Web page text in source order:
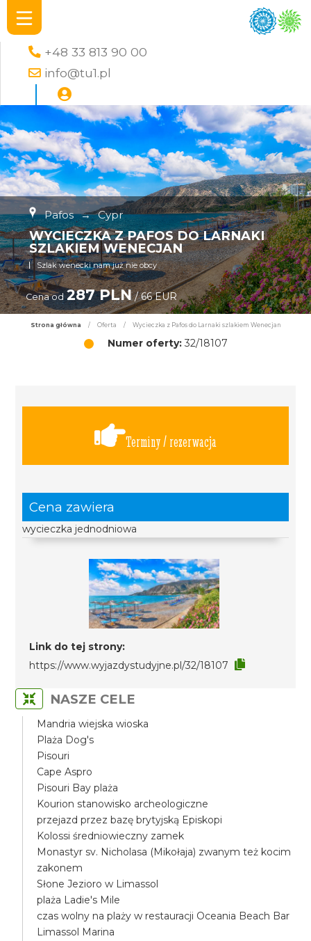
+48 33 813 90 00
info@tu1.pl
Pafos → Cypr
WYCIECZKA Z PAFOS DO LARNAKI
SZLAKIEM WENECJAN
Szlak wenecki nam już nie obcy
Cena od 287 PLN/ 66 EUR
Strona główna / Oferta / Wycieczka z Pafos do Larnaki szlakiem Wenecjan
Numer oferty:32/18107
Terminy / rezerwacja
Cena zawiera
wycieczka jednodniowa
Link do tej strony:
https://www.wyjazdystudyjne.pl/32/18107
NASZE CELE
Mandria wiejska wioska
Plaża Dog's
Pisouri
Cape Aspro
Pisouri Bay plaża
Kourion stanowisko archeologiczne
przejazd przez bazę brytyjską Episkopi
Kolossi średniowieczny zamek
Monastyr sv. Nicholasa (Mikołaja) zwanym też kocim
zakonem
Słone Jezioro w Limassol
plaża Ladie's Mile
czas wolny na plaży w restauracji Oceania Beach Bar
Limassol Marina